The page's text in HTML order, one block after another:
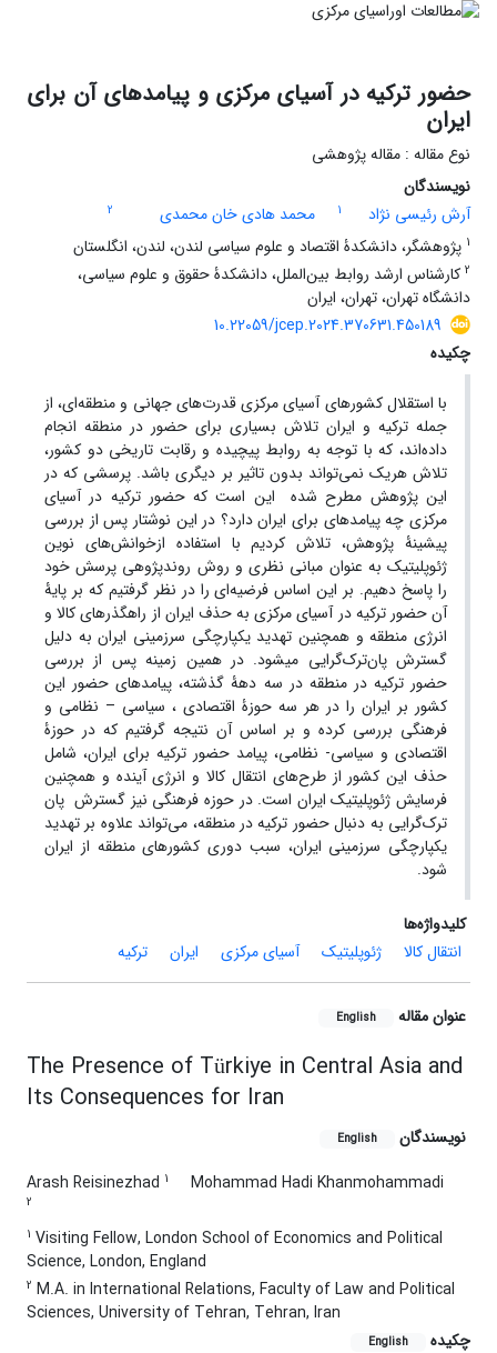
حضور ترکیه در آسیای مرکزی و پیامدهای آن برای
ایران
نوع مقاله : مقاله پژوهشی
نویسندگان
آرش رئیسی نژاد
1 محمد هادی خان محمدی
2
1 پژوهشگر، دانشکدۀ اقتصاد و علوم سیاسی لندن، لندن، انگلستان
2 کارشناس ارشد روابط بین‌‌‌‌‌‌‌الملل، دانشکدۀ حقوق و علوم سیاسی،
دانشگاه تهران، تهران، ایران
10.22059/jcep.2024.370631.450189
چکیده
با استقلال کشورهای آسیای مرکزی قدرت‌­های جهانی و منطقه­‌ای، از
جمله ترکیه و ایران تلاش بسیاری برای حضور در منطقه انجام
داده‌اند، که با توجه به روابط پیچیده و رقابت تاریخی دو کشور،
تلاش هریک نمی‌­تواند بدون تاثیر بر دیگری باشد. پرسشی که در
این پژوهش مطرح شده این است که حضور ترکیه در آسیای
مرکزی چه پیامد­های برای ایران دارد؟ در این نوشتار پس از بررسی
پیشینۀ پژوهش، تلاش کردیم با استفاده ازخوانش‌­های نوین
ژئوپلیتیک به عنوان مبانی نظری و روش روندپژوهی پرسش خود
را پاسخ دهیم. بر این اساس فرضیه‌­ای را در نظر گرفتیم که بر پایۀ
آن حضور ترکیه در آسیای مرکزی به حذف ایران از راه­گذرهای کالا و
انرژی منطقه و همچنین تهدید یکپارچگی سرزمینی ایران به دلیل
گسترش پان‌­ترک­‌گرایی می­شود. در همین زمینه پس از بررسی
حضور ترکیه در منطقه در سه دهۀ گذشته، پیامدهای حضور این
کشور بر ایران را در هر سه حوزۀ اقتصادی ، سیاسی – نظامی و
فرهنگی بررسی کرده و بر اساس آن نتیجه گرفتیم که در حوزۀ
اقتصادی و سیاسی- نظامی، پیامد حضور ترکیه برای ایران، شامل
حذف این کشور از طرح­‌های انتقال کالا و انرژی آینده و همچنین
فرسایش ژئوپلیتیک ایران است. در حوزه فرهنگی نیز گسترش پان­‌
ترک­‌گرایی به دنبال حضور ترکیه در منطقه، می‌­تواند علاوه بر تهدید
یکپارچگی سرزمینی ایران، سبب دوری کشورهای منطقه از ایران
شود.
کلیدواژه‌ها
انتقال کالا
ژئوپلیتیک آسیای مرکزی ایران ترکیه
عنوان مقاله English
The Presence of Türkiye in Central Asia and
Its Consequences for Iran
نویسندگان English
Arash Reisinezhad 1 Mohammad Hadi Khanmohammadi
2
1 Visiting Fellow, London School of Economics and Political
Science, London, England
2 M.A. in International Relations, Faculty of Law and Political
Sciences, University of Tehran, Tehran, Iran
چکیده
English